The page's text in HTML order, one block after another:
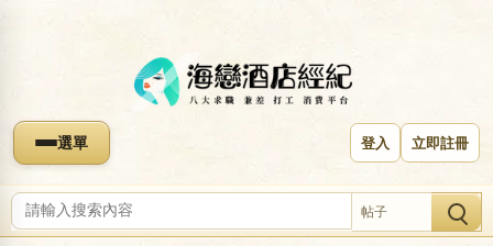
選單 登入 立即註冊
帖子